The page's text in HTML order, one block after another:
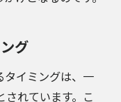
グ
タイミングは、一
れています。こ